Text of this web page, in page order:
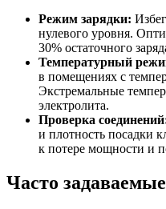
Режим зарядки:
нулевого уровня.
30% остаточного
Температурный
в помещениях с
Экстремальные
электролита.
Проверка
и плотность посадки
к потере мощности и
Часто